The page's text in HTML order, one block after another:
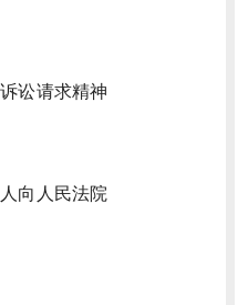
讼请求精神
向人民法院